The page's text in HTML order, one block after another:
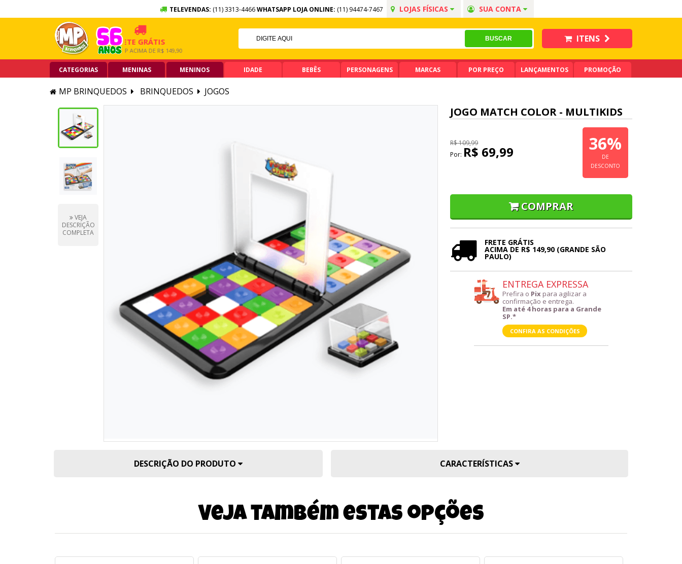
TELEVENDAS: (11) 3313-4466WHATSAPP LOJA ONLINE: (11) 94474-7467 LOJAS FÍSICAS SUA CONTA
FRETE GRÁTIS
GRANDE SP ACIMA DE R$ 149,90
5% OFF NO PIX
PIX ACIMA DE R$ 99,90
ITENS
CATEGORIAS MENINAS MENINOS IDADE BEBÊS PERSONAGENS MARCAS POR PREÇO LANÇAMENTOS PROMOÇÃO
MP BRINQUEDOS BRINQUEDOS JOGOS
VEJA
DESCRIÇÃO
COMPLETA
JOGO MATCH COLOR - MULTIKIDS
R$ 109,99
Por: R$ 69,99 36%
DE
DESCONTO
COMPRAR
FRETE GRÁTIS
ACIMA DE R$ 149,90 (GRANDE SÃO
PAULO)
ENTREGA EXPRESSA
Prefira o Pix para agilizar a
confirmação e entrega.
Em até 4 horas para a Grande
SP.*
CONFIRA AS CONDIÇÕES
DESCRIÇÃO DO PRODUTO CARACTERÍSTICAS
Veja também estas opções